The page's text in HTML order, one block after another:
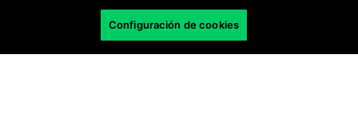
Términos de uso
Configuración de cookies